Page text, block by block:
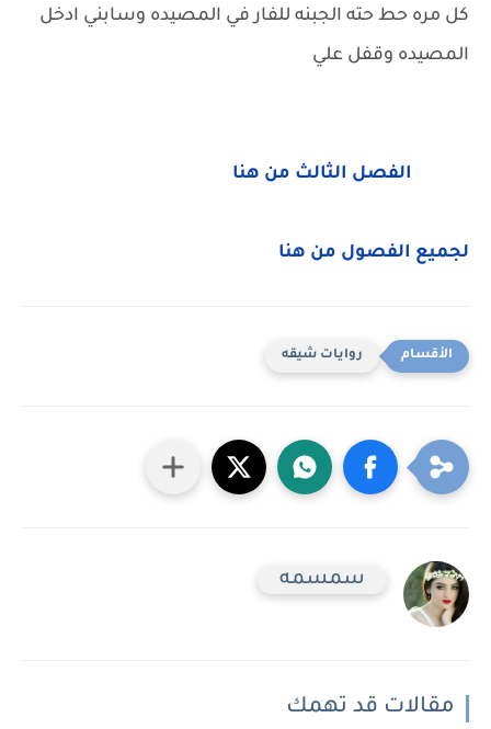
كل مره حط حته الجبنه للفار في المصيده وسابني ادخل
المصيده وقفل علي
الفصل الثالث من هنا
لجميع الفصول من هنا
روايات شيقه
سمسمه
مقالات قد تهمك